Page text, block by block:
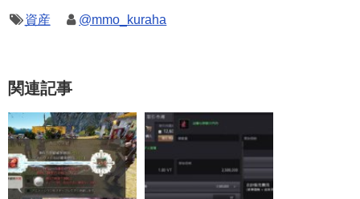
資産 @mmo_kuraha
関連記事